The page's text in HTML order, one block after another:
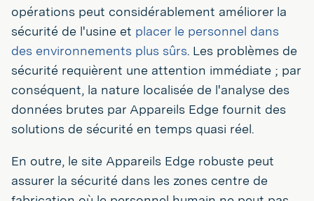
opérations peut considérablement améliorer la
sécurité de l'usine et placer le personnel dans
des environnements plus sûrs. Les problèmes de
sécurité requièrent une attention immédiate ; par
conséquent, la nature localisée de l'analyse des
données brutes par Appareils Edge fournit des
solutions de sécurité en temps quasi réel.
En outre, le site Appareils Edge robuste peut
assurer la sécurité dans les zones centre de